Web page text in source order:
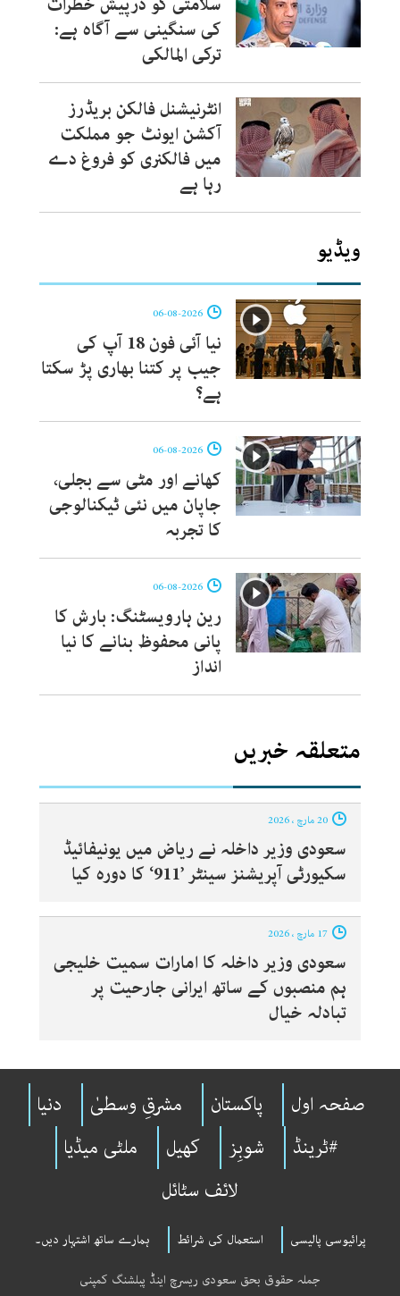
کی سنگینی سے آگاہ ہے:
ترکی المالکی
انٹرنیشنل فالکن بریڈرز
آکشن ایونٹ جو مملکت
میں فالکنری کو فروغ دے
رہا ہے
ویڈیو
نیا آئی فون 18 آپ کی
جیب پر کتنا بھاری پڑ سکتا
ہے؟
کھانے اور مٹی سے بجلی،
جاپان میں نئی ٹیکنالوجی
کا تجربہ
رین ہارویسٹنگ: بارش کا
پانی محفوظ بنانے کا نیا
انداز
متعلقہ خبریں
سعودی وزیر داخلہ نے ریاض میں یونیفائیڈ
سکیورٹی آپریشنز سینٹر ’911‘ کا دورہ کیا
سعودی وزیر داخلہ کا امارات سمیت خلیجی
ہم منصبوں کے ساتھ ایرانی جارحیت پر
تبادلہ خیال
صفحہ اول پاکستان مشرقِ وسطیٰ
دنیا
#ٹرینڈ
شوبِز کھیل
ملٹی میڈیا
لائف سٹائل
پرائیوسی پالیسی استعمال کی شرائط ہمارے ساتھ اشتہار دیں۔
جملہ حقوق بحق سعودی ریسرچ اینڈ پبلشنگ کمپنی